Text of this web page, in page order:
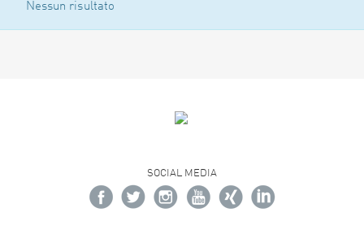
Nessun risultato
SOCIAL MEDIA